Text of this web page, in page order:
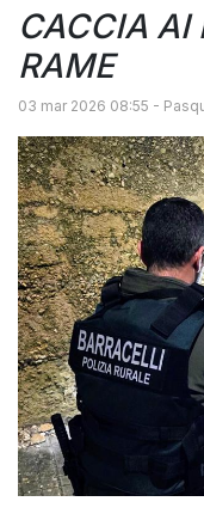
CACCIA AI
RAME
03 mar 2026 08:55 -